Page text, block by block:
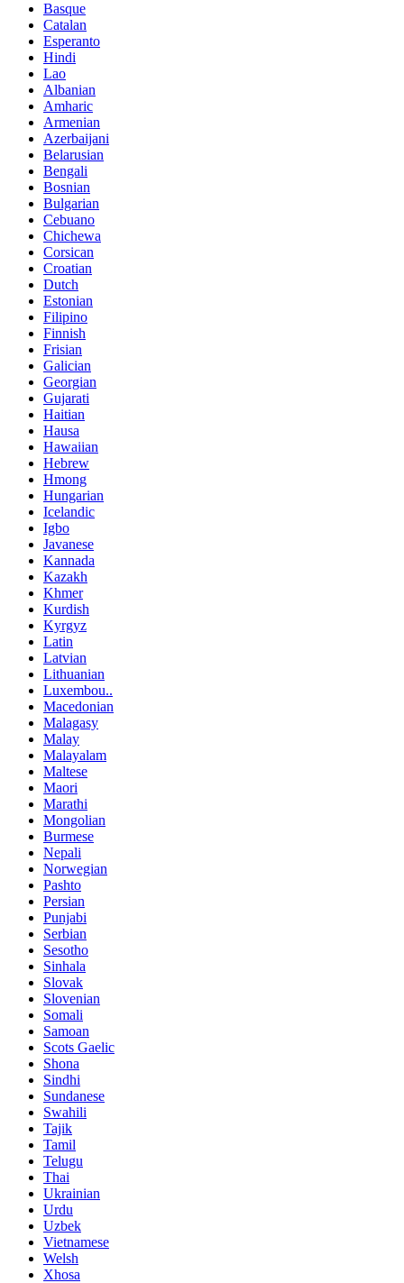
Basque
Catalan
Esperanto
Hindi
Lao
Albanian
Amharic
Armenian
Azerbaijani
Belarusian
Bengali
Bosnian
Bulgarian
Cebuano
Chichewa
Corsican
Croatian
Dutch
Estonian
Filipino
Finnish
Frisian
Galician
Georgian
Gujarati
Haitian
Hausa
Hawaiian
Hebrew
Hmong
Hungarian
Icelandic
Igbo
Javanese
Kannada
Kazakh
Khmer
Kurdish
Kyrgyz
Latin
Latvian
Lithuanian
Luxembou..
Macedonian
Malagasy
Malay
Malayalam
Maltese
Maori
Marathi
Mongolian
Burmese
Nepali
Norwegian
Pashto
Persian
Punjabi
Serbian
Sesotho
Sinhala
Slovak
Slovenian
Somali
Samoan
Scots Gaelic
Shona
Sindhi
Sundanese
Swahili
Tajik
Tamil
Telugu
Thai
Ukrainian
Urdu
Uzbek
Vietnamese
Welsh
Xhosa